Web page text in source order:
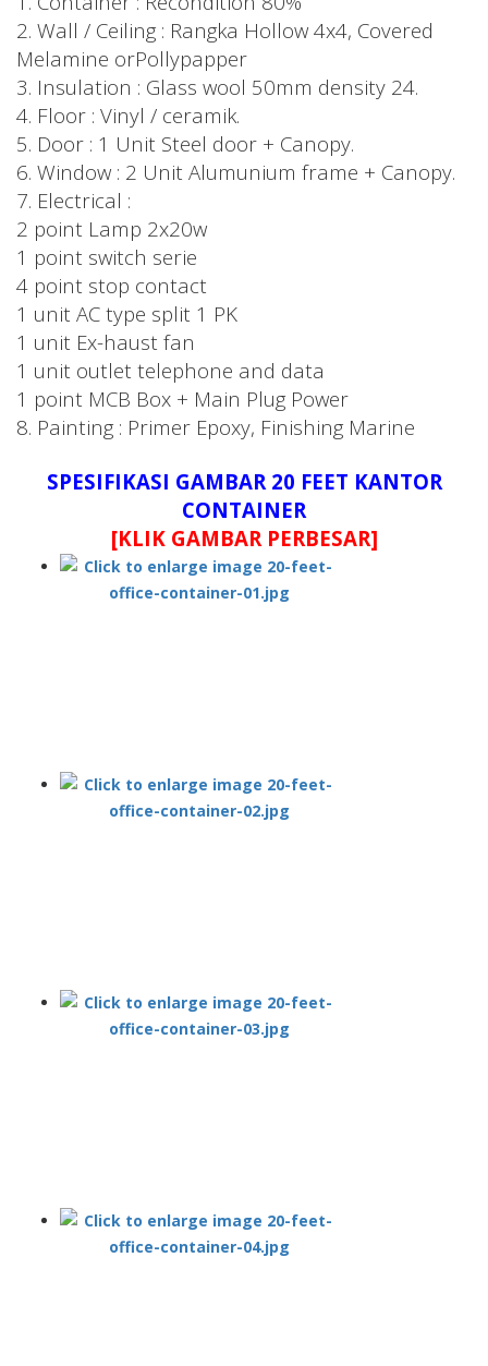
2. Wall / Ceiling : Rangka Hollow 4x4, Covered
Melamine orPollypapper
3. Insulation : Glass wool 50mm density 24.
4. Floor : Vinyl / ceramik.
5. Door : 1 Unit Steel door + Canopy.
6. Window : 2 Unit Alumunium frame + Canopy.
7. Electrical :
2 point Lamp 2x20w
1 point switch serie
4 point stop contact
1 unit AC type split 1 PK
1 unit Ex-haust fan
1 unit outlet telephone and data
1 point MCB Box + Main Plug Power
8. Painting : Primer Epoxy, Finishing Marine
SPESIFIKASI GAMBAR 20 FEET KANTOR
CONTAINER
[KLIK GAMBAR PERBESAR]